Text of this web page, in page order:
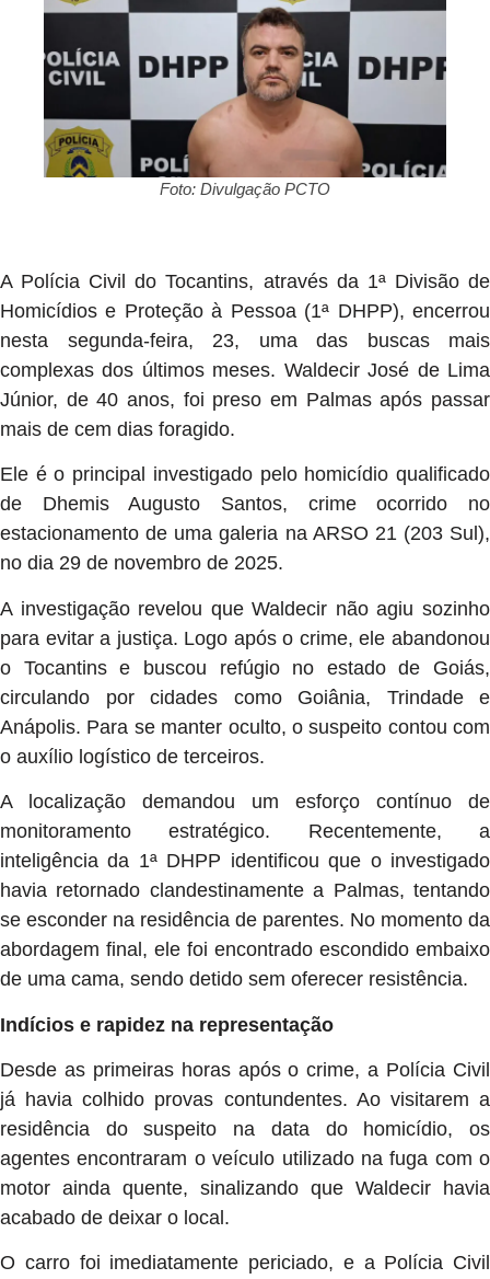
Foto: Divulgação PCTO
A Polícia Civil do Tocantins, através da 1ª Divisão de
Homicídios e Proteção à Pessoa (1ª DHPP), encerrou
nesta segunda-feira, 23, uma das buscas mais
complexas dos últimos meses. Waldecir José de Lima
Júnior, de 40 anos, foi preso em Palmas após passar
mais de cem dias foragido.
Ele é o principal investigado pelo homicídio qualificado
de Dhemis Augusto Santos, crime ocorrido no
estacionamento de uma galeria na ARSO 21 (203 Sul),
no dia 29 de novembro de 2025.
A investigação revelou que Waldecir não agiu sozinho
para evitar a justiça. Logo após o crime, ele abandonou
o Tocantins e buscou refúgio no estado de Goiás,
circulando por cidades como Goiânia, Trindade e
Anápolis. Para se manter oculto, o suspeito contou com
o auxílio logístico de terceiros.
A localização demandou um esforço contínuo de
monitoramento estratégico. Recentemente, a
inteligência da 1ª DHPP identificou que o investigado
havia retornado clandestinamente a Palmas, tentando
se esconder na residência de parentes. No momento da
abordagem final, ele foi encontrado escondido embaixo
de uma cama, sendo detido sem oferecer resistência.
Indícios e rapidez na representação
Desde as primeiras horas após o crime, a Polícia Civil
já havia colhido provas contundentes. Ao visitarem a
residência do suspeito na data do homicídio, os
agentes encontraram o veículo utilizado na fuga com o
motor ainda quente, sinalizando que Waldecir havia
acabado de deixar o local.
O carro foi imediatamente periciado, e a Polícia Civil